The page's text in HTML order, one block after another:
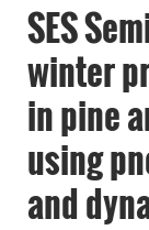
SES
winter
in pine
using
and